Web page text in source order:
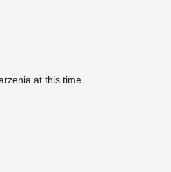
at this time.